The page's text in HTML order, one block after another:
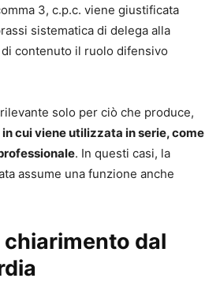
3, c.p.c. viene giustificata
sistematica di delega alla
contenuto il ruolo difensivo
rilevante solo per ciò che produce,
cui viene utilizzata in serie, come
. In questi casi, la
assume una funzione anche
dal